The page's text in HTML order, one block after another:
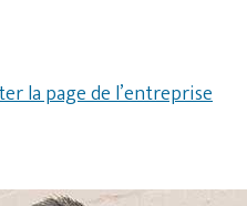
la page de l’entreprise